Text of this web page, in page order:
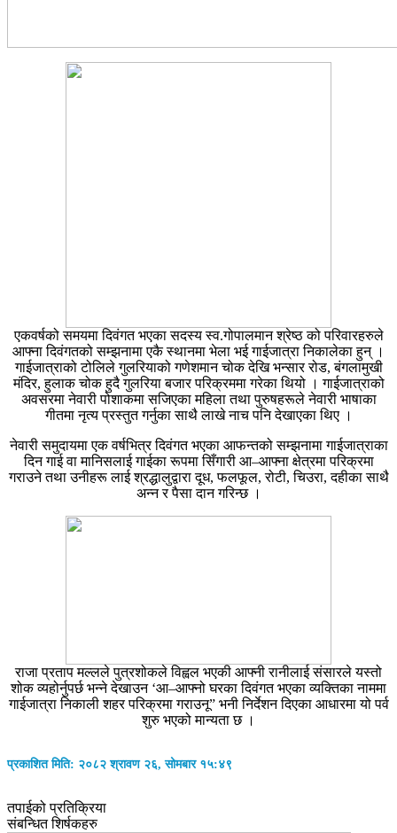
एकवर्षको समयमा दिवंगत भएका सदस्य स्व.गोपालमान श्रेष्ठ को परिवारहरुले
आफ्ना दिवंगतको सम्झनामा एकै स्थानमा भेला भई गाईजात्रा निकालेका हुन् ।
गाईजात्राको टोलिले गुलरियाको गणेशमान चोक देखि भन्सार रोड, बंगलामुखी
मंदिर, हुलाक चोक हुदै गुलरिया बजार परिक्रममा गरेका थियो । गाईजात्राको
अवसरमा नेवारी पोशाकमा सजिएका महिला तथा पुरुषहरूले नेवारी भाषाका
गीतमा नृत्य प्रस्तुत गर्नुका साथै लाखे नाच पनि देखाएका थिए ।
नेवारी समुदायमा एक वर्षभित्र दिवंगत भएका आफन्तको सम्झनामा गाईजात्राका
दिन गाई वा मानिसलाई गाईका रूपमा सिँगारी आ–आफ्ना क्षेत्रमा परिक्रमा
गराउने तथा उनीहरू लाई श्रद्धालुद्वारा दूध, फलफूल, रोटी, चिउरा, दहीका साथै
अन्न र पैसा दान गरिन्छ ।
राजा प्रताप मल्लले पुत्रशोकले विह्वल भएकी आफ्नी रानीलाई संसारले यस्तो
शोक व्यहोर्नुपर्छ भन्ने देखाउन ‘आ–आफ्नो घरका दिवंगत भएका व्यक्तिका नाममा
गाईजात्रा निकाली शहर परिक्रमा गराउनू” भनी निर्देशन दिएका आधारमा यो पर्व
शुरु भएको मान्यता छ ।
प्रकाशित मिति: २०८२ श्रावण २६, सोमबार १५:४९
तपाईको प्रतिक्रिया
संबन्धित शिर्षकहरु